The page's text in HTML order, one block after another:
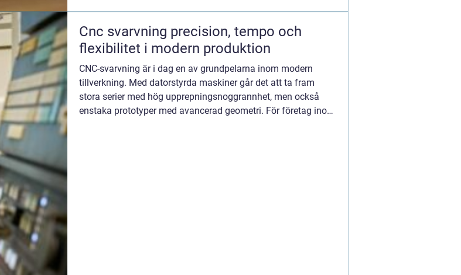
Cnc svarvning precision, tempo och
flexibilitet i modern produktion
CNC-svarvning är i dag en av grundpelarna inom modern
tillverkning. Med datorstyrda maskiner går det att ta fram
stora serier med hög upprepningsnoggrannhet, men också
enstaka prototyper med avancerad geometri. För företag inom